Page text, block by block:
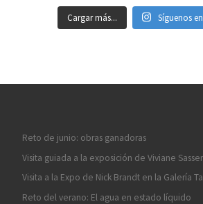
Cargar más... Síguenos
Reto de junio: obras ganadoras
Visita guiada a la exposición de Viviane
Visita a la Expo de Nick Brandt en la Galería
Reto del verano: El agua en estado líquido